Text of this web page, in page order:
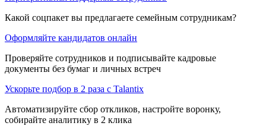
Какой соцпакет вы предлагаете семейным сотрудникам?
Оформляйте кандидатов онлайн
Проверяйте сотрудников и подписывайте кадровые
документы без бумаг и личных встреч
Ускорьте подбор в 2 раза с Talantix
Автоматизируйте сбор откликов, настройте воронку,
собирайте аналитику в 2 клика